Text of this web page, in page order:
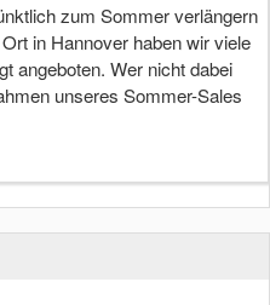
zum Sommer verlängern
in Hannover haben wir viele
angeboten. Wer nicht dabei
unseres Sommer-Sales